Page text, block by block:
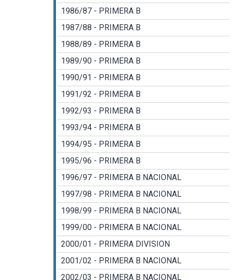
1986/87 - PRIMERA B
1987/88 - PRIMERA B
1988/89 - PRIMERA B
1989/90 - PRIMERA B
1990/91 - PRIMERA B
1991/92 - PRIMERA B
1992/93 - PRIMERA B
1993/94 - PRIMERA B
1994/95 - PRIMERA B
1995/96 - PRIMERA B
1996/97 - PRIMERA B NACIONAL
1997/98 - PRIMERA B NACIONAL
1998/99 - PRIMERA B NACIONAL
1999/00 - PRIMERA B NACIONAL
2000/01 - PRIMERA DIVISION
2001/02 - PRIMERA B NACIONAL
2002/03 - PRIMERA B NACIONAL